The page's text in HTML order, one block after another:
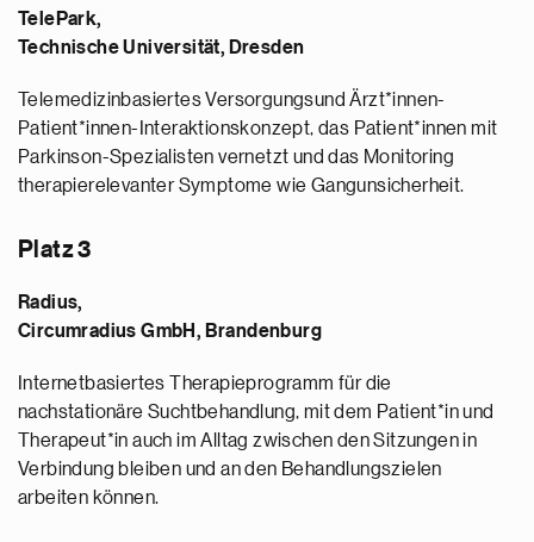
TelePark,
Technische Universität, Dresden
Telemedizinbasiertes Versorgungsund Ärzt*innen-
Patient*innen-Interaktionskonzept, das Patient*innen mit
Parkinson-Spezialisten vernetzt und das Monitoring
therapierelevanter Symptome wie Gangunsicherheit.
Platz 3
Radius,
Circumradius GmbH, Brandenburg
Internetbasiertes Therapieprogramm für die
nachstationäre Suchtbehandlung, mit dem Patient*in und
Therapeut*in auch im Alltag zwischen den Sitzungen in
Verbindung bleiben und an den Behandlungszielen
arbeiten können.